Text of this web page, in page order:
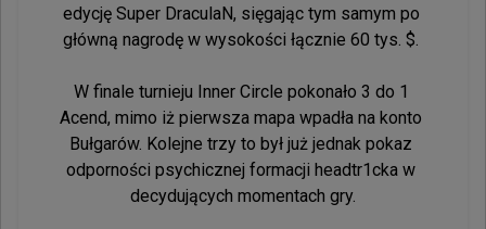
edycję Super DraculaN, sięgając tym samym po
główną nagrodę w wysokości łącznie 60 tys. $.
W finale turnieju Inner Circle pokonało 3 do 1
Acend, mimo iż pierwsza mapa wpadła na konto
Bułgarów. Kolejne trzy to był już jednak pokaz
odporności psychicznej formacji headtr1cka w
decydujących momentach gry.